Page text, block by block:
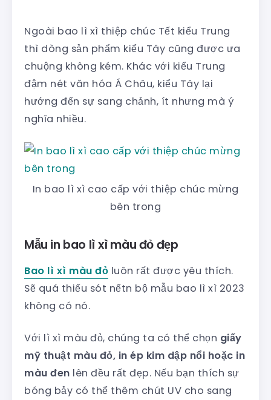
Ngoài bao lì xì thiệp chúc Tết kiểu Trung
thì dòng sản phẩm kiểu Tây cũng được ưa
chuộng không kém. Khác với kiểu Trung
đậm nét văn hóa Á Châu, kiểu Tây lại
hướng đến sự sang chảnh, ít nhưng mà ý
nghĩa nhiều.
In bao lì xì cao cấp với thiệp chúc mừng
bên trong
Mẫu in bao lì xì màu đỏ đẹp
Bao lì xì màu đỏ luôn rất được yêu thích.
Sẽ quá thiếu sót nếtn bộ mẫu bao lì xì 2023
không có nó.
Với lì xì màu đỏ, chúng ta có thể chọn giấy
mỹ thuật màu đỏ, in ép kim dập nổi hoặc in
màu đen lên đều rất đẹp. Nếu bạn thích sự
bóng bảy có thể thêm chút UV cho sang